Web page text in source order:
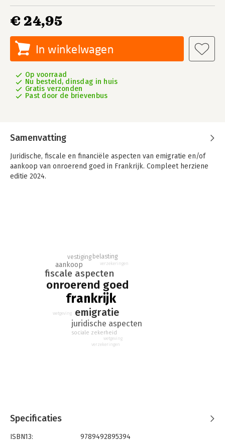
€ 24,95
In winkelwagen
Op voorraad
Nu besteld, dinsdag in huis
Gratis verzonden
Past door de brievenbus
Samenvatting
Juridische, fiscale en financiële aspecten van emigratie en/of
aankoop van onroerend goed in Frankrijk. Compleet herziene
editie 2024.
frankrijk
onroerend goed
emigratie
fiscale aspecten
juridische aspecten
aankoop
vestiging belasting
sociale zekerheid
wetgeving
verzekeringen
wetgeving
verzekeringen
Specificaties
ISBN13:
9789492895394